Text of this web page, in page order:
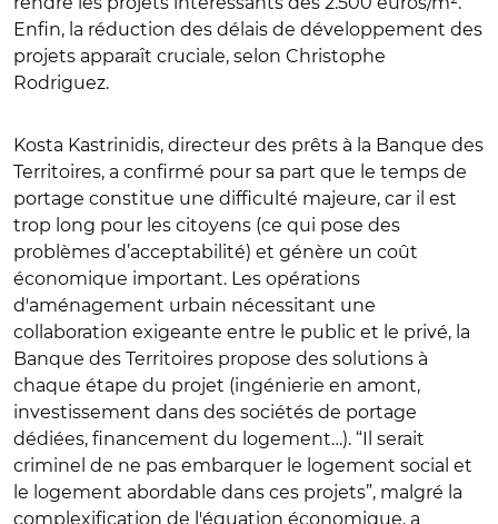
Enfin, la réduction des délais de développement des
projets apparaît cruciale, selon Christophe
Rodriguez.
Kosta Kastrinidis, directeur des prêts à la Banque des
Territoires, a confirmé pour sa part que le temps de
portage constitue une difficulté majeure, car il est
trop long pour les citoyens (ce qui pose des
problèmes d’acceptabilité) et génère un coût
économique important. Les opérations
d'aménagement urbain nécessitant une
collaboration exigeante entre le public et le privé, la
Banque des Territoires propose des solutions à
chaque étape du projet (ingénierie en amont,
investissement dans des sociétés de portage
dédiées, financement du logement…). “Il serait
criminel de ne pas embarquer le logement social et
le logement abordable dans ces projets”, malgré la
complexification de l'équation économique, a